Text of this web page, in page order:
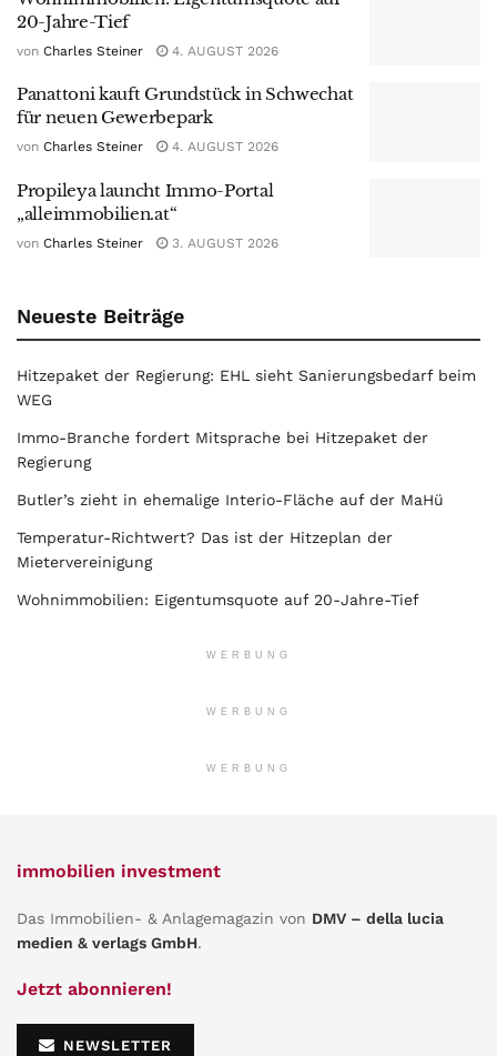
20-Jahre-Tief
von Charles Steiner 4. AUGUST 2026
Panattoni kauft Grundstück in Schwechat
für neuen Gewerbepark
von Charles Steiner 4. AUGUST 2026
Propileya launcht Immo-Portal
„alleimmobilien.at“
von Charles Steiner 3. AUGUST 2026
Neueste Beiträge
Hitzepaket der Regierung: EHL sieht Sanierungsbedarf beim
WEG
Immo-Branche fordert Mitsprache bei Hitzepaket der
Regierung
Butler’s zieht in ehemalige Interio-Fläche auf der MaHü
Temperatur-Richtwert? Das ist der Hitzeplan der
Mietervereinigung
Wohnimmobilien: Eigentumsquote auf 20-Jahre-Tief
WERBUNG
WERBUNG
WERBUNG
immobilien investment
Das Immobilien- & Anlagemagazin von DMV – della lucia
medien & verlags GmbH.
Jetzt abonnieren!
NEWSLETTER